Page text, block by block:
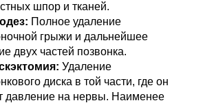
шпор и тканей.
Полное удаление
грыжи и дальнейшее
двух частей позвонка.
Удаление
диска в той части, где он
давление на нервы. Наименее